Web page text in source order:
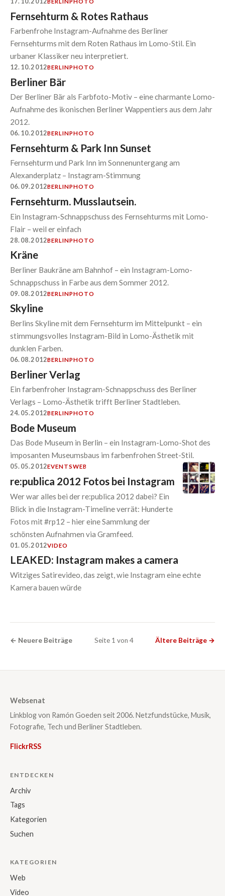
Fernsehturm & Rotes Rathaus
Farbenfrohe Instagram-Aufnahme des Berliner
Fernsehturms mit dem Roten Rathaus im Lomo-Stil. Ein
urbaner Klassiker neu interpretiert.
12.10.2012BERLINPHOTO
Berliner Bär
Der Berliner Bär als Farbfoto-Motiv – eine charmante Lomo-
Aufnahme des ikonischen Berliner Wappentiers aus dem Jahr
2012.
06.10.2012BERLINPHOTO
Fernsehturm & Park Inn Sunset
Fernsehturm und Park Inn im Sonnenuntergang am
Alexanderplatz – Instagram-Stimmung
06.09.2012BERLINPHOTO
Fernsehturm. Musslautsein.
Ein Instagram-Schnappschuss des Fernsehturms mit Lomo-
Flair – weil er einfach
28.08.2012BERLINPHOTO
Kräne
Berliner Baukräne am Bahnhof – ein Instagram-Lomo-
Schnappschuss in Farbe aus dem Sommer 2012.
09.08.2012BERLINPHOTO
Skyline
Berlins Skyline mit dem Fernsehturm im Mittelpunkt – ein
stimmungsvolles Instagram-Bild in Lomo-Ästhetik mit
dunklen Farben.
06.08.2012BERLINPHOTO
Berliner Verlag
Ein farbenfroher Instagram-Schnappschuss des Berliner
Verlags – Lomo-Ästhetik trifft Berliner Stadtleben.
24.05.2012BERLINPHOTO
Bode Museum
Das Bode Museum in Berlin – ein Instagram-Lomo-Shot des
imposanten Museumsbaus im farbenfrohen Street-Stil.
05.05.2012EVENTSWEB
re:publica 2012 Fotos bei Instagram
Wer war alles bei der re:publica 2012 dabei? Ein
Blick in die Instagram-Timeline verrät: Hunderte
Fotos mit #rp12 – hier eine Sammlung der
schönsten Aufnahmen via Gramfeed.
01.05.2012VIDEO
LEAKED: Instagram makes a camera
Witziges Satirevideo, das zeigt, wie Instagram eine echte
Kamera bauen würde
← Neuere Beiträge Seite 1 von 4 Ältere Beiträge →
Websenat
Linkblog von Ramón Goeden seit 2006. Netzfundstücke, Musik,
Fotografie, Tech und Berliner Stadtleben.
FlickrRSS
ENTDECKEN
Archiv
Tags
Kategorien
Suchen
KATEGORIEN
Web
Video